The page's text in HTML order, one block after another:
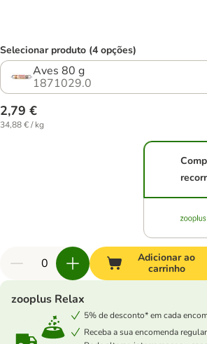
Selecionar produto (4 opções)
Aves 80 g
1871029.0
2,79 €
34,88 € / kg
Adicionar ao
carrinho
zooplus Relax
5% de desconto* em cada
Receba a sua encomenda